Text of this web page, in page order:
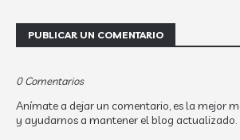
PUBLICAR UN COMENTARIO
0 Comentarios
Anímate a dejar un comentario, es la mejor
y ayudarnos a mantener el blog actualizado.